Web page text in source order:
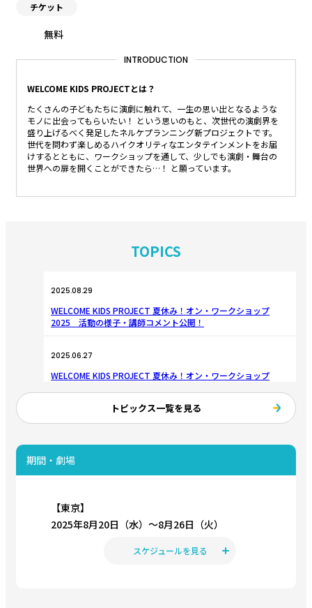
チケット
無料
INTRODUCTION
WELCOME KIDS PROJECTとは？
たくさんの子どもたちに演劇に触れて、一生の思い出となるような
モノに出会ってもらいたい！ という思いのもと、次世代の演劇界を
盛り上げるべく発足したネルケプランニング新プロジェクトです。
世代を問わず楽しめるハイクオリティなエンタテインメントをお届
けするとともに、ワークショップを通して、少しでも演劇・舞台の
世界への扉を開くことができたら…！ と願っています。
TOPICS
2025.08.29
WELCOME KIDS PROJECT 夏休み！オン・ワークショップ
2025 活動の様子・講師コメント公開！
2025.06.27
WELCOME KIDS PROJECT 夏休み！オン・ワークショップ
2025.07.22
WELCOME KIDS PROJECT 夏休み！オン・ワークショップ
2025 応募規約
トピックス一覧を見る
期間・劇場
【東京】
2025年8月20日（水）〜8月26日（火）
スケジュールを見る